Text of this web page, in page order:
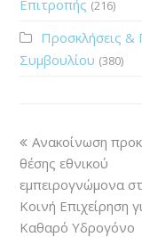
Επιτροπής (216)
Προσκλήσεις &
Συμβουλίου (380)
Ανακοίνωση
θέσης εθνικού
εμπειρογνώμονα
Κοινή Επιχείρηση
Kαθαρό Yδρογόνο